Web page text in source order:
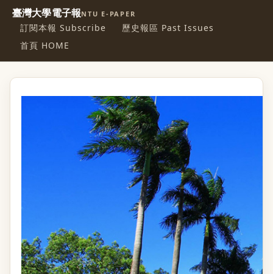
臺灣大學電子報NTU E-PAPER
訂閱本報 Subscribe
歷史報區 Past Issues
首頁 HOME